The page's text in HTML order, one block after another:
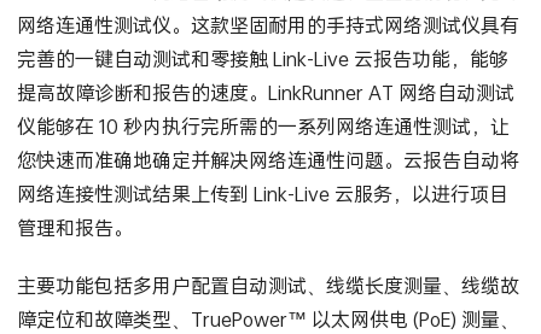
网络连通性测试仪。这款坚固耐用的手持式网络测试仪具有
完善的一键自动测试和零接触 Link-Live 云报告功能，能够
提高故障诊断和报告的速度。LinkRunner AT 网络自动测试
仪能够在 10 秒内执行完所需的一系列网络连通性测试，让
您快速而准确地确定并解决网络连通性问题。云报告自动将
网络连接性测试结果上传到 Link-Live 云服务，以进行项目
管理和报告。
主要功能包括多用户配置自动测试、线缆长度测量、线缆故
障定位和故障类型、TruePower™ 以太网供电 (PoE) 测量、